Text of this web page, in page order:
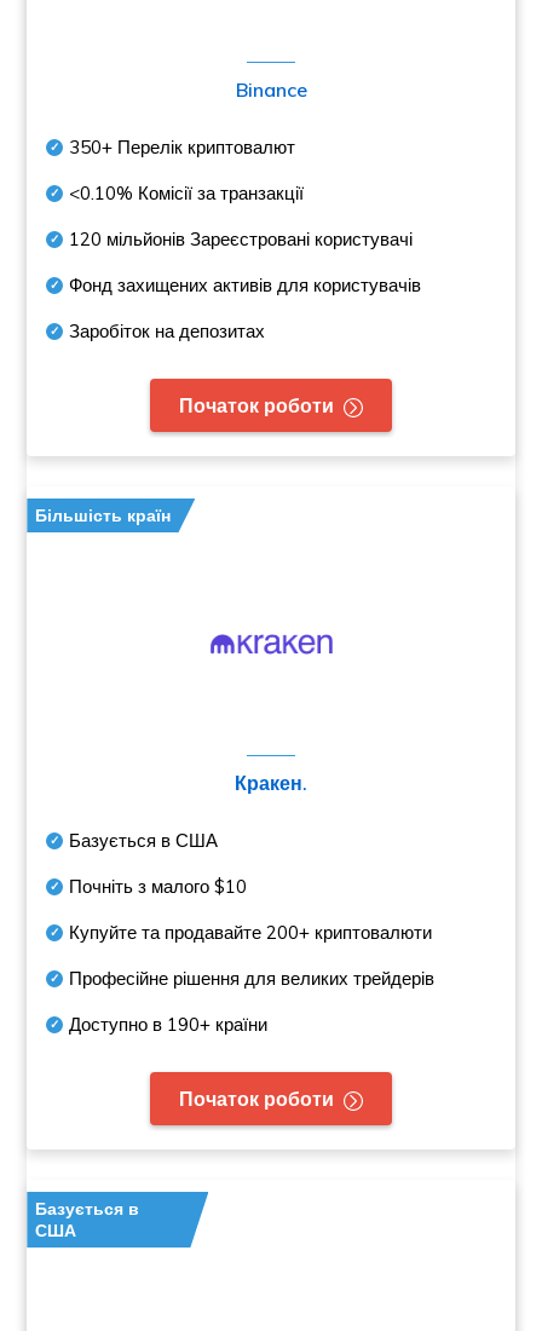
Binance
350+ Перелік криптовалют
<0.10% Комісії за транзакції
120 мільйонів Зареєстровані користувачі
Фонд захищених активів для користувачів
Заробіток на депозитах
Початок роботи
Більшість країн
Кракен.
Базується в США
Почніть з малого$10
Купуйте та продавайте200+ криптовалюти
Професійне рішення для великих трейдерів
Доступно в 190+ країни
Початок роботи
Базується в
США